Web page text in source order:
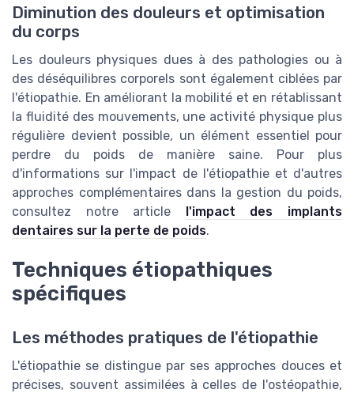
Diminution des douleurs et optimisation
du corps
Les douleurs physiques dues à des pathologies ou à
des déséquilibres corporels sont également ciblées par
l'étiopathie. En améliorant la mobilité et en rétablissant
la fluidité des mouvements, une activité physique plus
régulière devient possible, un élément essentiel pour
perdre du poids de manière saine. Pour plus
d'informations sur l'impact de l'étiopathie et d'autres
approches complémentaires dans la gestion du poids,
consultez notre article l'impact des implants
dentaires sur la perte de poids.
Techniques étiopathiques
spécifiques
Les méthodes pratiques de l'étiopathie
L'étiopathie se distingue par ses approches douces et
précises, souvent assimilées à celles de l'ostéopathie,